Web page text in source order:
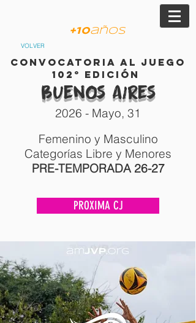
+10años
VOLVER
Convocatoria al Juego
102 ° edición
BuenosAires
2026 - Mayo, 31
Femenino y Masculino
Categorías Libre y Menores
PRE-TEMPORADA 26-27
PROXIMA CJ